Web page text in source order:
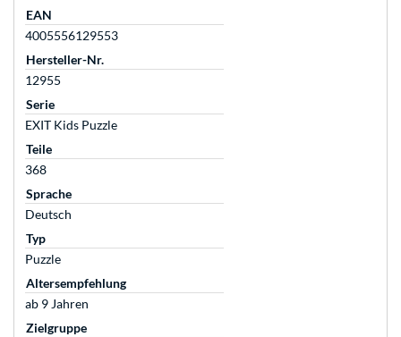
EAN
4005556129553
Hersteller-Nr.
12955
Serie
EXIT Kids Puzzle
Teile
368
Sprache
Deutsch
Typ
Puzzle
Altersempfehlung
ab 9 Jahren
Zielgruppe